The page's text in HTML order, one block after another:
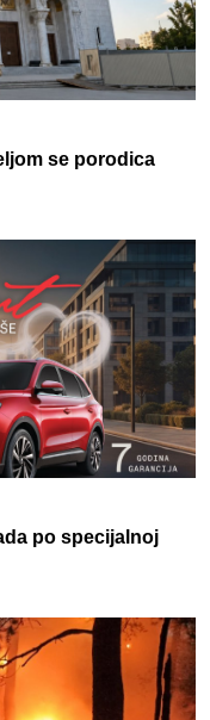
se porodica
po specijalnoj